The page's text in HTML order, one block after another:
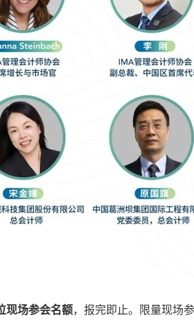
现场参会名额，报完即止。限量现场